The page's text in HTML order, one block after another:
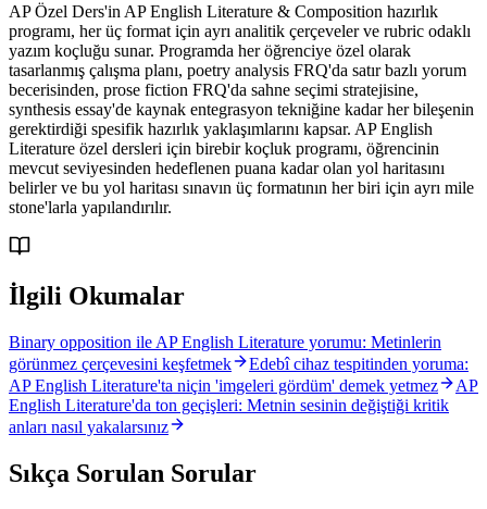
AP Özel Ders'in AP English Literature & Composition hazırlık
programı, her üç format için ayrı analitik çerçeveler ve rubric odaklı
yazım koçluğu sunar. Programda her öğrenciye özel olarak
tasarlanmış çalışma planı, poetry analysis FRQ'da satır bazlı yorum
becerisinden, prose fiction FRQ'da sahne seçimi stratejisine,
synthesis essay'de kaynak entegrasyon tekniğine kadar her bileşenin
gerektirdiği spesifik hazırlık yaklaşımlarını kapsar. AP English
Literature özel dersleri için birebir koçluk programı, öğrencinin
mevcut seviyesinden hedeflenen puana kadar olan yol haritasını
belirler ve bu yol haritası sınavın üç formatının her biri için ayrı mile
stone'larla yapılandırılır.
İlgili Okumalar
Binary opposition ile AP English Literature yorumu: Metinlerin
görünmez çerçevesini keşfetmek
Edebî cihaz tespitinden yoruma:
AP English Literature'ta niçin 'imgeleri gördüm' demek yetmez
AP
English Literature'da ton geçişleri: Metnin sesinin değiştiği kritik
anları nasıl yakalarsınız
Sıkça Sorulan Sorular